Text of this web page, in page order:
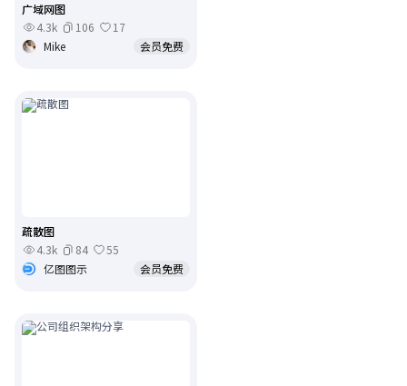
广域网图
4.3k
106
17
Mike
会员免费
疏散图
4.3k
84
55
亿图图示
会员免费